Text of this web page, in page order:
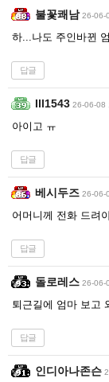
불꽃쾌남 26-06-
하...나도 주인바뀐
답글
Ill1543 26-06-08
아이고 ㅠ
답글
베시두즈 26-06-
어머니께 전화 드려
답글
돌로레스 26-06-
퇴근길에 엄마 보고
답글
인디아나존슨